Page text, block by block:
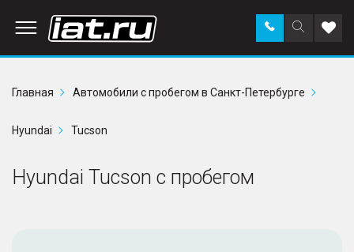
Поиск
по
Заказать
звонок в
Главная
Автомобили с пробегом в Санкт-Петербурге
Hyundai Tucson
Hyundai Tucson с пробегом